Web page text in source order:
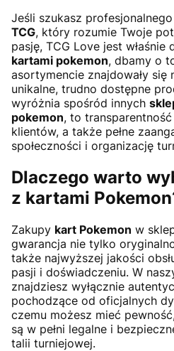
Jeśli szukasz
TCG, który rozumie Twoje
pasję, TCG Love jest właśnie
kartami pokemon, dbamy o
asortymencie znajdowały się
unikalne, trudno dostępne
wyróżnia spośród innych
pokemon, to
klientów, a także pełne
społeczności i organizację
Dlaczego warto
z kartami
Zakupy kart Pokemon w
gwarancja nie tylko
także najwyższej jakości
pasji i doświadczeniu. W
znajdziesz wyłącznie
pochodzące od oficjalnych
czemu możesz mieć
są w pełni legalne i
talii turniejowej.